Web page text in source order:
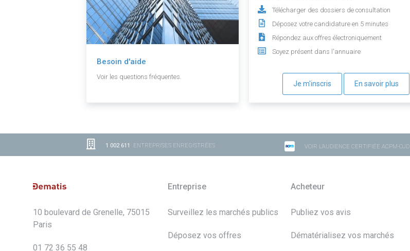
Besoin d'aide
Voir les questions fréquentes.
Télécharger des dossiers de consultation
Déposez votre candidature en 5 minutes
Répondez aux offres électroniquement
Soyez présent dans l'annuaire
Je m'inscris En savoir plus
1 002 611 ENTREPRISES ENREGISTRÉES VOIR L'AUDIENCE CERTIFIÉE ACPM-OJD
10 boulevard de Grenelle, 75015
Paris
01 72 36 55 48
Entreprise
Surveillez les marchés publics
Déposez vos offres
Acheteur
Publiez vos avis
Dématérialisez vos marchés